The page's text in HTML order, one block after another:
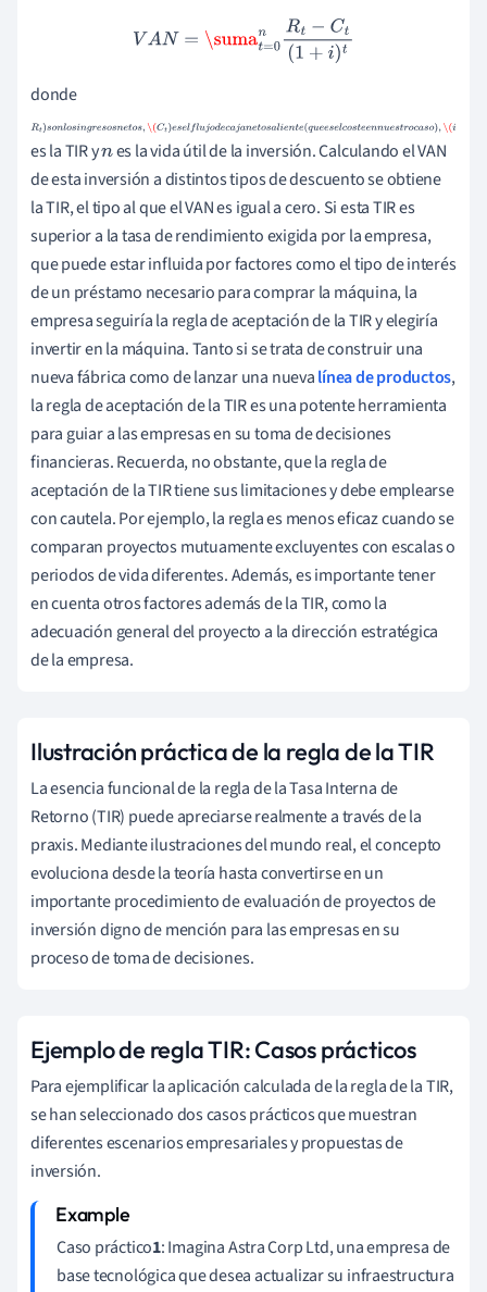
VAN=\sumat=0nR −Ct(1+i)t
donde
Rt)sonlosingresosnetos,\
(Ct)eselflujodecajanetosalient e(queeselcosteennuestrocas
o),\(i
es la TIR ynes la vida útil de la inversión. Calculando el VAN
de esta inversión a distintos tipos de descuento se obtiene
la TIR, el tipo al que el VAN es igual a cero. Si esta TIR es
superior a la tasa de rendimiento exigida por la empresa,
que puede estar influida por factores como el tipo de interés
de un préstamo necesario para comprar la máquina, la
empresa seguiría la regla de aceptación de la TIR y elegiría
invertir en la máquina. Tanto si se trata de construir una
nueva fábrica como de lanzar una nuevalínea de productos,
la regla de aceptación de la TIR es una potente herramienta
para guiar a las empresas en su toma de decisiones
financieras. Recuerda, no obstante, que la regla de
aceptación de la TIR tiene sus limitaciones y debe emplearse
con cautela. Por ejemplo, la regla es menos eficaz cuando se
comparan proyectos mutuamente excluyentes con escalas o
periodos de vida diferentes. Además, es importante tener
en cuenta otros factores además de la TIR, como la
adecuación general del proyecto a la dirección estratégica
de la empresa.
Ilustración práctica de la regla de la TIR
La esencia funcional de la regla de la Tasa Interna de
Retorno (TIR) puede apreciarse realmente a través de la
praxis. Mediante ilustraciones del mundo real, el concepto
evoluciona desde la teoría hasta convertirse en un
importante procedimiento de evaluación de proyectos de
inversión digno de mención para las empresas en su
proceso de toma de decisiones.
Ejemplo de regla TIR: Casos prácticos
Para ejemplificar la aplicación calculada de la regla de la TIR,
se han seleccionado dos casos prácticos que muestran
diferentes escenarios empresariales y propuestas de
inversión.
Caso práctico1: Imagina Astra Corp Ltd, una empresa de
base tecnológica que desea actualizar su infraestructura